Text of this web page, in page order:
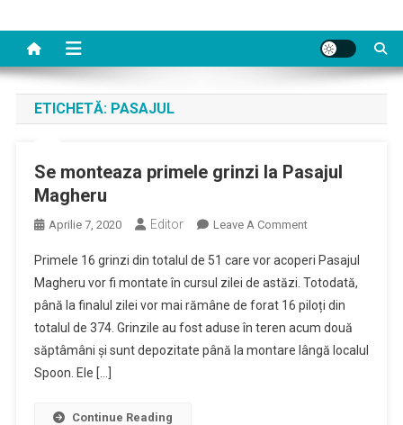
ETICHETĂ: PASAJUL
Se monteaza primele grinzi la Pasajul
Magheru
Aprilie 7, 2020 Editor Leave A CommentOn
Monteaza
Primele
Grinzi
La
Pasajul
Primele 16 grinzi din totalul de 51 care vor acoperi Pasajul
Magheru vor fi montate în cursul zilei de astăzi. Totodată,
până la finalul zilei vor mai rămâne de forat 16 piloți din
totalul de 374. Grinzile au fost aduse în teren acum două
săptâmâni și sunt depozitate până la montare lângă localul
Spoon. Ele […]
Continue Reading